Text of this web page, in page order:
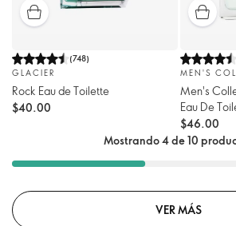
(748)
GLACIER
Rock Eau de Toilette
$40.00
MEN'S
Men's
Eau De
$46.00
Mostrando 4 de 10
VER MÁS